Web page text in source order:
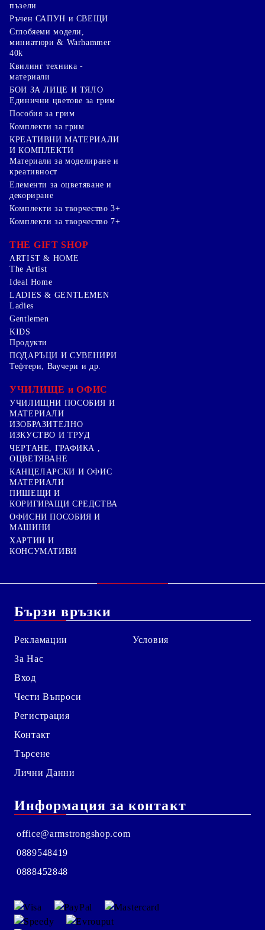
пъзели
Ръчен САПУН и СВЕЩИ
Сглобяеми модели,
миниатюри & Warhammer
40k
Квилинг техника -
материали
БОИ ЗА ЛИЦЕ И ТЯЛО
Единични цветове за грим
Пособия за грим
Комплекти за грим
КРЕАТИВНИ МАТЕРИАЛИ
И КОМПЛЕКТИ
Mатериали за моделиране и
креативност
Елементи за оцветяване и
декориране
Комплекти за творчество 3+
Комплекти за творчество 7+
THE GIFT SHOP
ARTIST & HOME
The Artist
Ideal Home
LADIES & GENTLEMEN
Ladies
Gentlemen
KIDS
Продукти
ПОДАРЪЦИ И СУВЕНИРИ
Тефтери, Ваучери и др.
УЧИЛИЩЕ и ОФИС
УЧИЛИЩНИ ПОСОБИЯ И
МАТЕРИАЛИ
ИЗОБРАЗИТЕЛНО
ИЗКУСТВО И ТРУД
ЧЕРТАНЕ, ГРАФИКА ,
ОЦВЕТЯВАНЕ
КАНЦЕЛАРСКИ И ОФИС
МАТЕРИАЛИ
ПИШЕЩИ И
КОРИГИРАЩИ СРЕДСТВА
ОФИСНИ ПОСОБИЯ И
МАШИНИ
ХАРТИИ И
КОНСУМАТИВИ
Бързи връзки
Рекламации
За Нас
Вход
Чести Въпроси
Регистрация
Контакт
Търсене
Лични Данни
Условия
Информация за контакт
office@armstrongshop.com
0889548419
0888452848